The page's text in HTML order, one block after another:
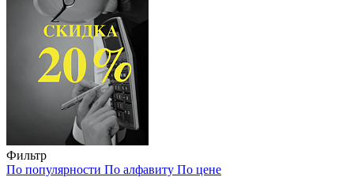
Фильтр
По популярности По алфавиту По цене